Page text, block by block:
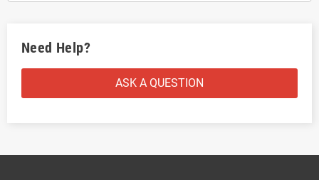
Need Help?
ASK A QUESTION